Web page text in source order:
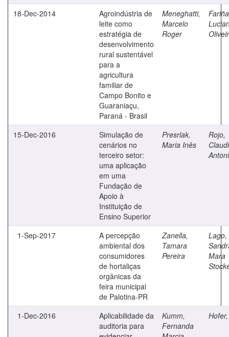
18-Dec-2014
Agroindústria de
leite como
estratégia de
desenvolvimento
rural sustentável
para a
agricultura
familiar de
Campo Bonito e
Guaraniaçu,
Paraná - Brasil
Meneghatti,
Marcelo
Roger
15-Dec-2016
Simulação de
cenários no
terceiro setor:
uma aplicação
em uma
Fundação de
Apoio à
Instituição de
Ensino Superior
Presrlak,
Maria Inês
Rojo,
1-Sep-2017
A percepção
ambiental dos
consumidores
de hortaliças
orgânicas da
feira municipal
de Palotina-PR
Zanella,
Tamara
Pereira
Lago,
Mara
1-Dec-2016
Aplicabilidade da
auditoria para
Kumm,
Fernanda